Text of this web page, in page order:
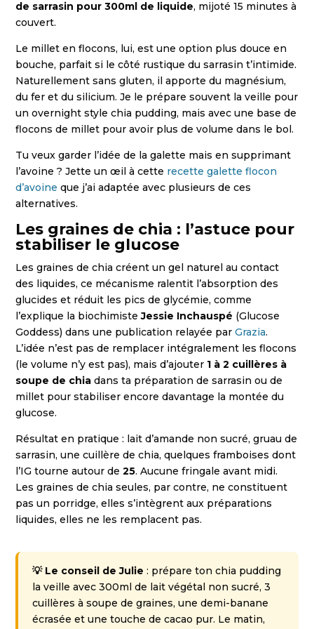
de sarrasin pour 300ml de liquide, mijoté 15 minutes à
couvert.
Le millet en flocons, lui, est une option plus douce en
bouche, parfait si le côté rustique du sarrasin t’intimide.
Naturellement sans gluten, il apporte du magnésium,
du fer et du silicium. Je le prépare souvent la veille pour
un overnight style chia pudding, mais avec une base de
flocons de millet pour avoir plus de volume dans le bol.
Tu veux garder l’idée de la galette mais en supprimant
l’avoine ? Jette un œil à cette recette galette flocon
d’avoine que j’ai adaptée avec plusieurs de ces
alternatives.
Les graines de chia : l’astuce pour
stabiliser le glucose
Les graines de chia créent un gel naturel au contact
des liquides, ce mécanisme ralentit l’absorption des
glucides et réduit les pics de glycémie, comme
l’explique la biochimisteJessie Inchauspé (Glucose
Goddess) dans une publication relayée parGrazia.
L’idée n’est pas de remplacer intégralement les flocons
(le volume n’y est pas), mais d’ajouter 1 à 2 cuillères à
soupe de chia dans ta préparation de sarrasin ou de
millet pour stabiliser encore davantage la montée du
glucose.
Résultat en pratique : lait d’amande non sucré, gruau de
sarrasin, une cuillère de chia, quelques framboises dont
l’IG tourne autour de25. Aucune fringale avant midi.
Les graines de chia seules, par contre, ne constituent
pas un porridge, elles s’intègrent aux préparations
liquides, elles ne les remplacent pas.
💡 Le conseil de Julie : prépare ton chia pudding
la veille avec 300ml de lait végétal non sucré, 3
cuillères à soupe de graines, une demi-banane
écrasée et une touche de cacao pur. Le matin,